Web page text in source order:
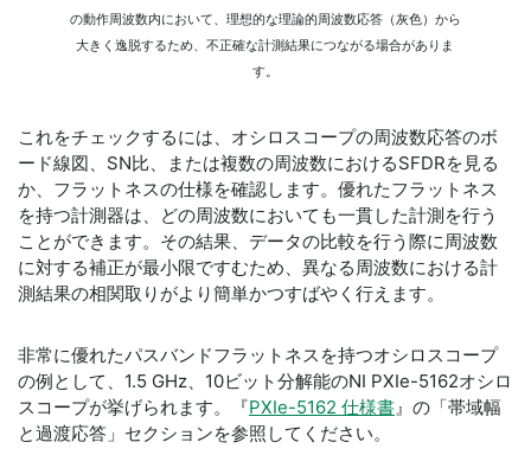
の動作周波数内において、理想的な理論的周波数応答（灰色）から
大きく逸脱するため、不正確な計測結果につながる場合がありま
す。
これをチェックするには、オシロスコープの周波数応答のボ
ード線図、SN比、または複数の周波数におけるSFDRを見る
か、フラットネスの仕様を確認します。優れたフラットネス
を持つ計測器は、どの周波数においても一貫した計測を行う
ことができます。その結果、データの比較を行う際に周波数
に対する補正が最小限ですむため、異なる周波数における計
測結果の相関取りがより簡単かつすばやく行えます。
非常に優れたパスバンドフラットネスを持つオシロスコープ
の例として、1.5 GHz、10ビット分解能のNI PXIe-5162オシロ
スコープが挙げられます。『PXIe-5162 仕様書』の「帯域幅
と過渡応答」セクションを参照してください。